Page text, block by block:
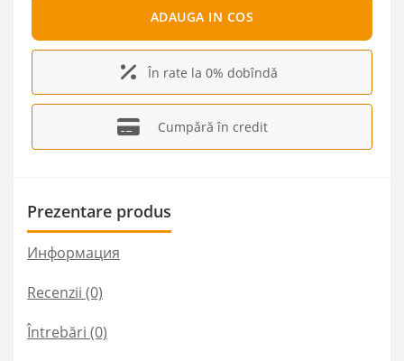
ADAUGA IN COS
În rate la 0% dobîndă
Cumpără în credit
Prezentare produs
Информация
Recenzii (0)
Întrebări (0)